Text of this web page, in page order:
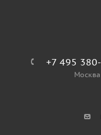
+7 495
Москва